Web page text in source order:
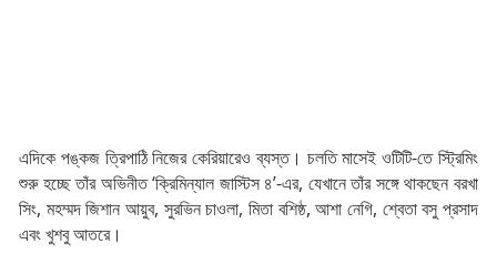
এদিকে পঙ্কজ ত্রিপাঠি নিজের কেরিয়ারেও ব্যস্ত। চলতি মাসেই ওটিটি-তে স্ট্রিমিং
শুরু হচ্ছে তাঁর অভিনীত ‘ক্রিমিন্যাল জাস্টিস ৪’-এর, যেখানে তাঁর সঙ্গে থাকছেন বরখা
সিং, মহম্মদ জিশান আয়ুব, সুরভিন চাওলা, মিতা বশিষ্ঠ, আশা নেগি, শ্বেতা বসু প্রসাদ
এবং খুশবু আতরে।